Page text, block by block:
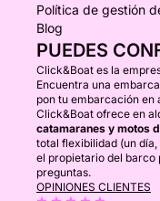
Política de gestión
Blog
PUEDES
Click&Boat es la
Encuentra una
pon tu embarcación
Click&Boat ofrece en
catamaranes y motos
total flexibilidad (un
el propietario del barco
preguntas.
OPINIONES CLIENTES